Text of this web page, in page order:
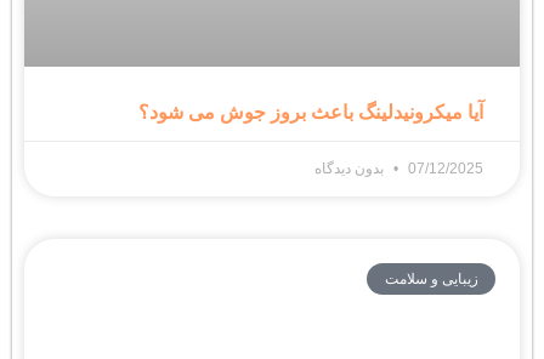
آیا میکرونیدلینگ باعث بروز جوش می شود؟
07/12/2025 بدون دیدگاه
زیبایی و سلامت